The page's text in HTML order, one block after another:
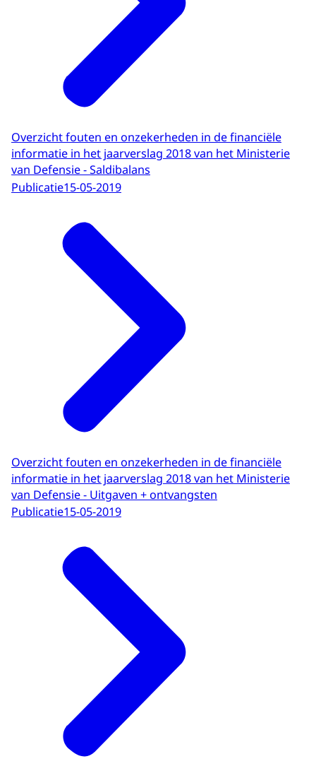
Overzicht fouten en onzekerheden in de financiële
informatie in het jaarverslag 2018 van het Ministerie
van Defensie - Saldibalans
Publicatie15-05-2019
Overzicht fouten en onzekerheden in de financiële
informatie in het jaarverslag 2018 van het Ministerie
van Defensie - Uitgaven + ontvangsten
Publicatie15-05-2019